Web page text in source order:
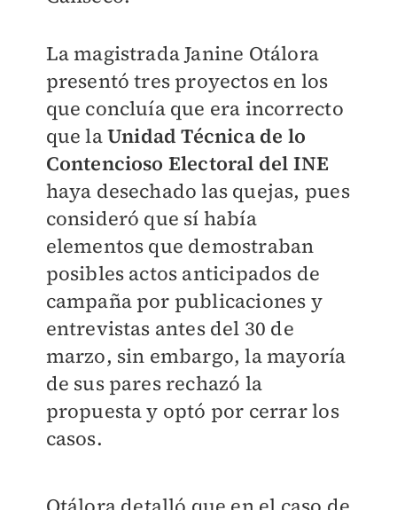
La magistrada Janine Otálora
presentó tres proyectos en los
que concluía que era incorrecto
que laUnidad Técnica de lo
Contencioso Electoral del INE
haya desechado las quejas, pues
consideró que sí había
elementos que demostraban
posibles actos anticipados de
campaña por publicaciones y
entrevistas antes del 30 de
marzo, sin embargo, la mayoría
de sus pares rechazó la
propuesta y optó por cerrar los
casos.